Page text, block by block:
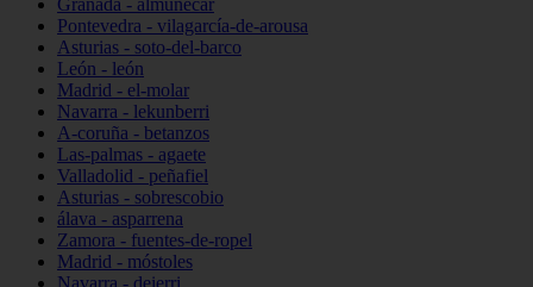
Granada - almuñécar
Pontevedra - vilagarcía-de-arousa
Asturias - soto-del-barco
León - león
Madrid - el-molar
Navarra - lekunberri
A-coruña - betanzos
Las-palmas - agaete
Valladolid - peñafiel
Asturias - sobrescobio
álava - asparrena
Zamora - fuentes-de-ropel
Madrid - móstoles
Navarra - deierri